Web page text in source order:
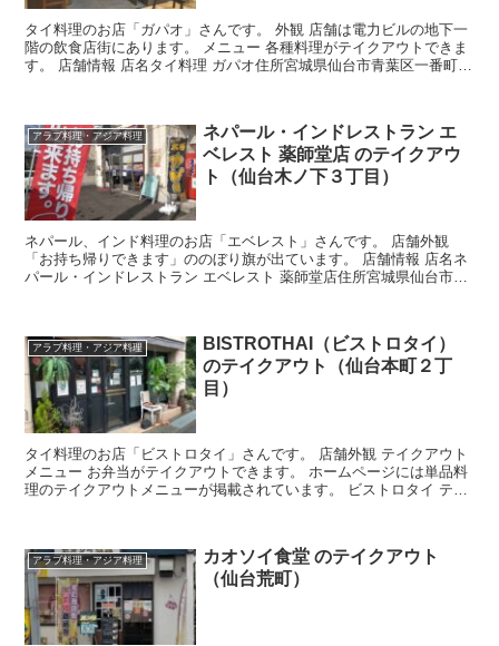
タイ料理のお店「ガパオ」さんです。 外観 店舗は電力ビルの地下一
階の飲食店街にあります。 メニュー 各種料理がテイクアウトできま
す。 店舗情報 店名タイ料理 ガパオ住所宮城県仙台市青葉区一番町３
アラブ料理・アジア料理
ネパール・インドレストラン エ
ベレスト 薬師堂店 のテイクアウ
ト（仙台木ノ下３丁目）
ネパール、インド料理のお店「エベレスト」さんです。 店舗外観
「お持ち帰りできます」ののぼり旗が出ています。 店舗情報 店名ネ
パール・インドレストラン エベレスト 薬師堂店住所宮城県仙台市若
アラブ料理・アジア料理
BISTROTHAI（ビストロタイ）
のテイクアウト（仙台本町２丁
目）
タイ料理のお店「ビストロタイ」さんです。 店舗外観 テイクアウト
メニュー お弁当がテイクアウトできます。 ホームページには単品料
理のテイクアウトメニューが掲載されています。 ビストロタイ テイ
アラブ料理・アジア料理
カオソイ食堂 のテイクアウト
（仙台荒町）